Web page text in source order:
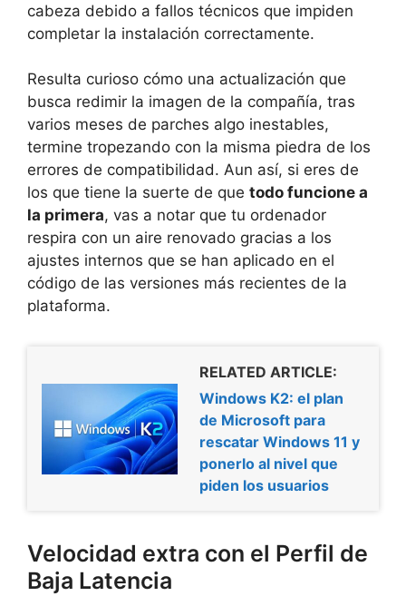
cabeza debido a fallos técnicos que impiden
completar la instalación correctamente.
Resulta curioso cómo una actualización que
busca redimir la imagen de la compañía, tras
varios meses de parches algo inestables,
termine tropezando con la misma piedra de los
errores de compatibilidad. Aun así, si eres de
los que tiene la suerte de que todo funcione a
la primera, vas a notar que tu ordenador
respira con un aire renovado gracias a los
ajustes internos que se han aplicado en el
código de las versiones más recientes de la
plataforma.
RELATED ARTICLE:
Windows K2: el plan
de Microsoft para
rescatar Windows 11 y
ponerlo al nivel que
piden los usuarios
Velocidad extra con el Perfil de
Baja Latencia